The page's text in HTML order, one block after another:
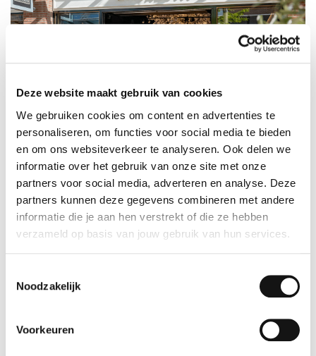
Deze website maakt gebruik van cookies
We gebruiken cookies om content en advertenties te
personaliseren, om functies voor social media te bieden
en om ons websiteverkeer te analyseren. Ook delen we
informatie over het gebruik van onze site met onze
partners voor social media, adverteren en analyse. Deze
partners kunnen deze gegevens combineren met andere
informatie die je aan hen verstrekt of die ze hebben
verzameld op basis van jouw gebruik van hun services.
Noodzakelijk
Voorkeuren